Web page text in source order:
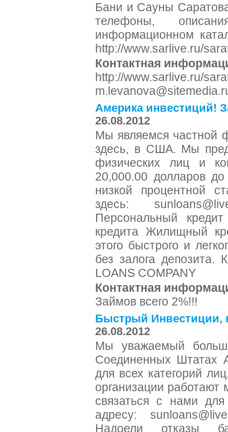
Бани и Сауны
телефоны,
информационном
http://www.sarlive.ru/
Контактная
http://www.sarlive.ru/
Америка инвестиций!
26.08.2012
Мы являемся частной
здесь, в США. Мы
физических лиц и
20,000.00 долларов
низкой процентной
здесь:
Персональный
кредита Жилищный
этого быстрого и
без залога депозита.
LOANS COMPANY
Контактная
Займов всего 2%!!!
Быстрый Инвестиции,
26.08.2012
Мы уважаемый
Соединенных Штатах
для всех категорий
организации
связаться с нами
адресу:
Надоели отказы